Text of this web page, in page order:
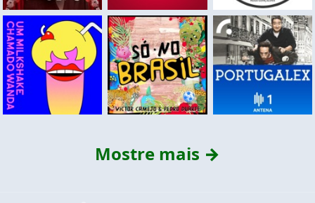
Mostre mais →